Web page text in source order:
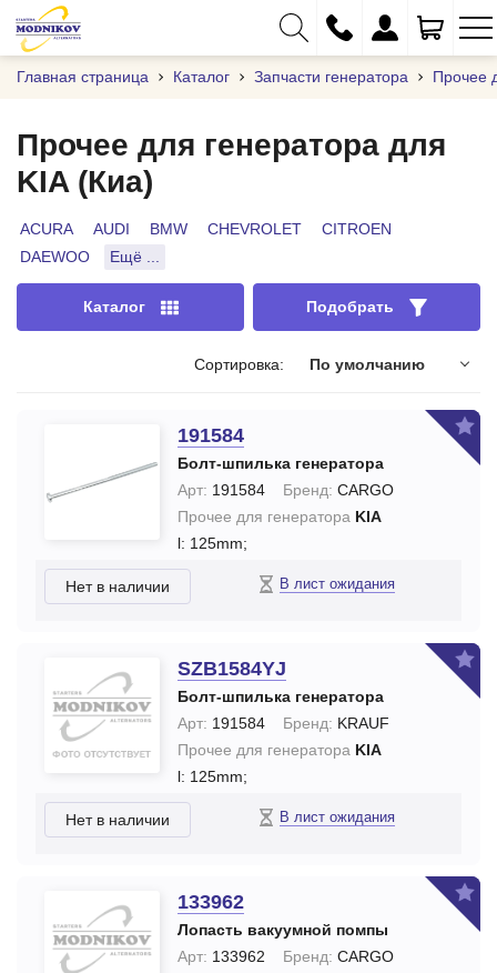
+375 (17) 373-97-09
info@modnikov.com
Главная страница Каталог Запчасти генератора Прочее
Прочее для генератора для
KIA (Киа)
ACURA AUDI BMW CHEVROLET
CITROEN
DAEWOO
Ещё ...
Каталог Подобрать
Сортировка: По умолчанию
191584
Болт-шпилька генератора
Арт: 191584 Бренд: CARGO
Прочее для генератора KIA
l: 125mm;
Нет в наличии В лист ожидания
SZB1584YJ
Болт-шпилька генератора
Арт: 191584 Бренд: KRAUF
Прочее для генератора KIA
l: 125mm;
Нет в наличии В лист ожидания
133962
Лопасть вакуумной помпы
Арт: 133962 Бренд: CARGO